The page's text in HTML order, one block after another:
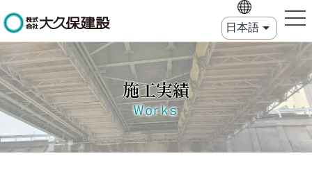
施工実績
Works